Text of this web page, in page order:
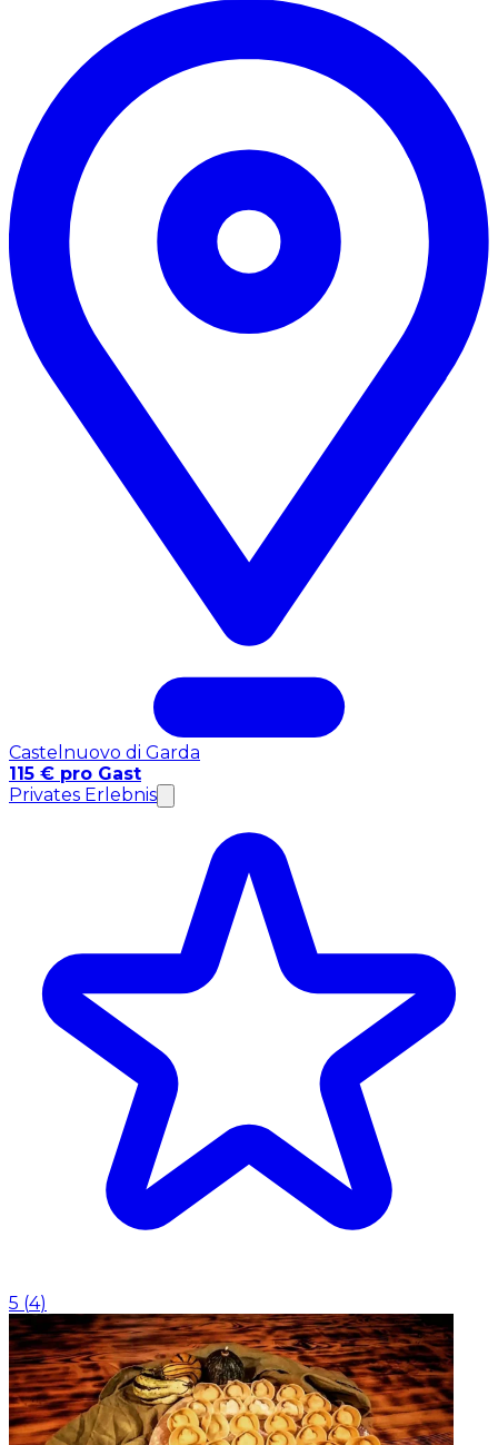
Castelnuovo di Garda
115 € pro Gast
Privates Erlebnis
5 (4)